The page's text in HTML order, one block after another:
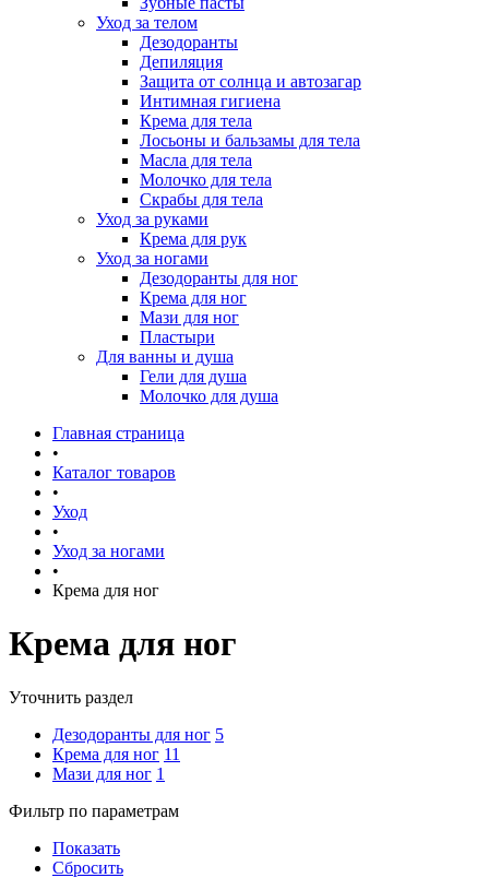
Уход за телом
Дезодоранты
Депиляция
Защита от солнца и автозагар
Интимная гигиена
Крема для тела
Лосьоны и бальзамы для тела
Масла для тела
Молочко для тела
Скрабы для тела
Уход за руками
Крема для рук
Уход за ногами
Дезодоранты для ног
Крема для ног
Мази для ног
Пластыри
Для ванны и душа
Гели для душа
Молочко для душа
Главная страница
•
Каталог товаров
•
Уход
•
Уход за ногами
•
Крема для ног
Крема для ног
Уточнить раздел
Дезодоранты для ног 5
Крема для ног 11
Мази для ног 1
Фильтр по параметрам
Показать
Сбросить